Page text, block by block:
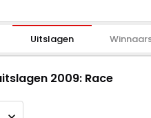
Uitslagen
2009: Race